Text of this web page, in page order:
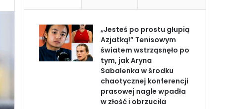
„Jesteś po prostu głupią
Azjatką!” Tenisowym
światem wstrząsnęło po
tym, jak Aryna
Sabalenka w środku
chaotycznej konferencji
prasowej nagle wpadła
w złość i obrzuciła